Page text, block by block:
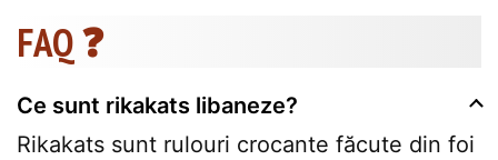
FAQ ❓
Ce sunt rikakats libaneze?
Rikakats sunt rulouri crocante făcute din foi